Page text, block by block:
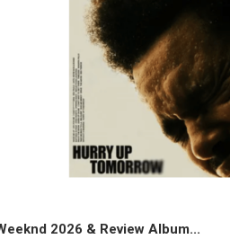
2026 & Review Album...